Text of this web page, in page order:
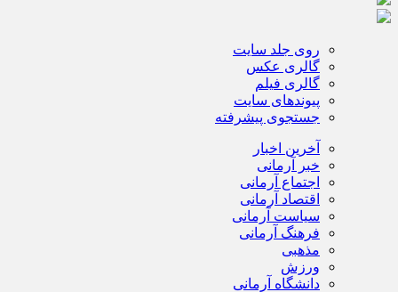
روی جلد سایت
گالری عکس
گالری فیلم
پیوندهای سایت
جستجوی پیشرفته
آخرین اخبار
خبر آرمانی
اجتماع آرمانی
اقتصاد آرمانی
سیاست آرمانی
فرهنگ آرمانی
مذهبی
ورزش
دانشگاه آرمانی